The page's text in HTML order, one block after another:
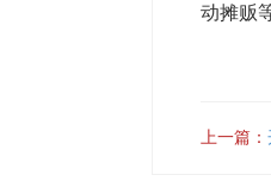
动摊贩
上一篇：